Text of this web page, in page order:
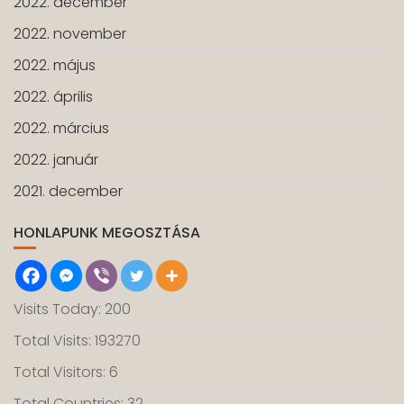
2022. november
2022. május
2022. április
2022. március
2022. január
2021. december
HONLAPUNK MEGOSZTÁSA
Visits Today: 200
Total Visits: 193270
Total Visitors: 6